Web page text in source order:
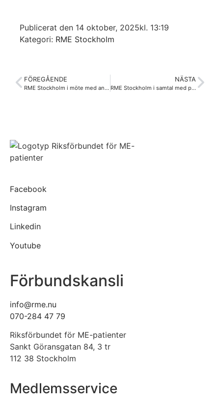
Publicerat den 14 oktober, 2025kl. 13:19
Kategori: RME Stockholm
FÖREGÅENDE
RME Stockholm i möte med ansvariga för sjukhusenheten inom HSF och därmed den postinfektiösa mottagningen.
NÄSTA
RME Stockholm i samtal med patientnämnden
Facebook
Instagram
Linkedin
Youtube
Förbundskansli
info@rme.nu
070-284 47 79
Riksförbundet för ME-patienter
Sankt Göransgatan 84, 3 tr
112 38 Stockholm
Medlemsservice